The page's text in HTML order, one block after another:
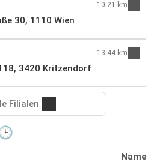
30, 1110 Wien
10.21 km
3420 Kritzendorf
13.44 km
Filialen
Name